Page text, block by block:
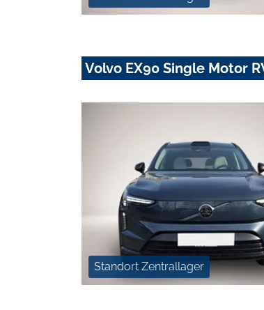
Volvo EX90 Single Motor
Standort Zentrallager